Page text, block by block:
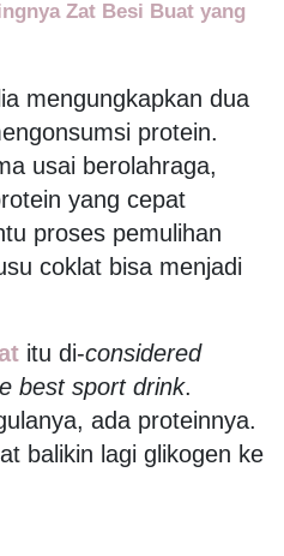
Zat Besi Buat yang
mengungkapkan dua
protein.
usai berolahraga,
yang cepat
proses pemulihan
coklat bisa menjadi
itu di-considered
best sport drink.
ada proteinnya.
balikin lagi glikogen ke